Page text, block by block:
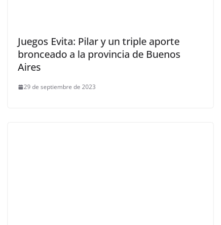
Juegos Evita: Pilar y un triple aporte
bronceado a la provincia de Buenos
Aires
29 de septiembre de 2023